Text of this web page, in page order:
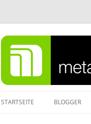
Zum
Inhalt
springen
STARTSEITE BLOGGER